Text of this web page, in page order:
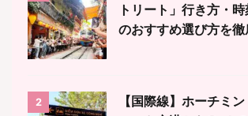
トリート」行き方・
のおすすめ選び方を徹
2
【国際線】ホーチミ